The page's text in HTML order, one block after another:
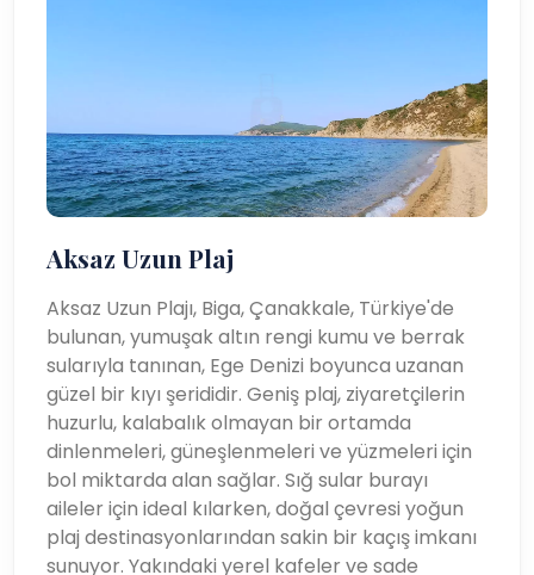
Aksaz Uzun Plaj
Aksaz Uzun Plajı, Biga, Çanakkale, Türkiye'de
bulunan, yumuşak altın rengi kumu ve berrak
sularıyla tanınan, Ege Denizi boyunca uzanan
güzel bir kıyı şerididir. Geniş plaj, ziyaretçilerin
huzurlu, kalabalık olmayan bir ortamda
dinlenmeleri, güneşlenmeleri ve yüzmeleri için
bol miktarda alan sağlar. Sığ sular burayı
aileler için ideal kılarken, doğal çevresi yoğun
plaj destinasyonlarından sakin bir kaçış imkanı
sunuyor. Yakındaki yerel kafeler ve sade